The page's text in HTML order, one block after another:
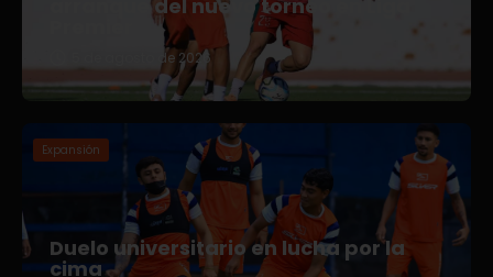
arranque del nuevo torneo en Liga
5 de agosto de 2026
Expansión
Duelo universitario en lucha por la
cima